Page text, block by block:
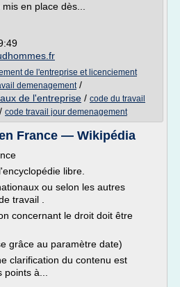
en place dès...
de l'entreprise et licenciement
demenagement/
de l'entreprise / code du travail
/ code travail jour demenagement
France — Wikipédia
libre.
ou selon les autres
travail .
concernant le droit doit être
grâce au paramètre date)
clarification du contenu est
à...